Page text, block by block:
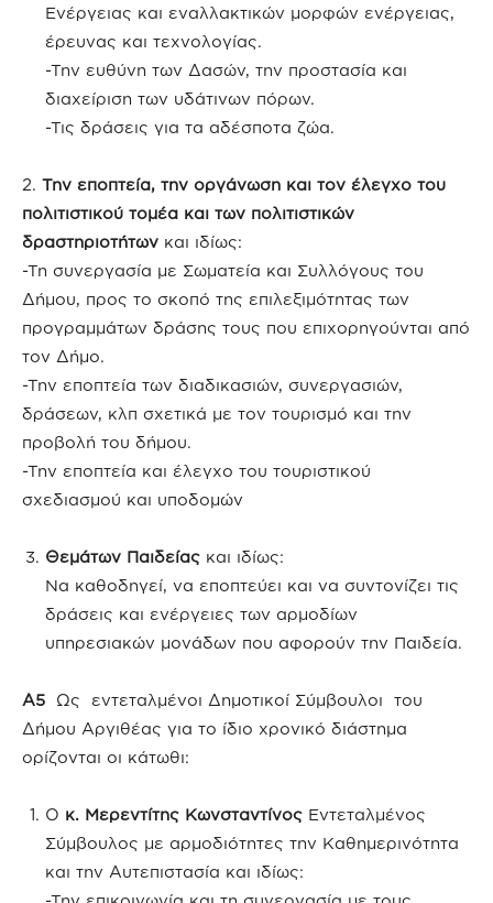
Ενέργειας και εναλλακτικών μορφών ενέργειας,
έρευνας και τεχνολογίας.
-Την ευθύνη των Δασών, την προστασία και
διαχείριση των υδάτινων πόρων.
-Τις δράσεις για τα αδέσποτα ζώα.
2. Την εποπτεία, την οργάνωση και τον έλεγχο του
πολιτιστικού τομέα και των πολιτιστικών
δραστηριοτήτων και ιδίως:
-Τη συνεργασία με Σωματεία και Συλλόγους του
Δήμου, προς το σκοπό της επιλεξιμότητας των
προγραμμάτων δράσης τους που επιχορηγούνται από
τον Δήμο.
-Την εποπτεία των διαδικασιών, συνεργασιών,
δράσεων, κλπ σχετικά με τον τουρισμό και την
προβολή του δήμου.
-Την εποπτεία και έλεγχο του τουριστικού
σχεδιασμού και υποδομών
Θεμάτων Παιδείας και ιδίως:
Να καθοδηγεί, να εποπτεύει και να συντονίζει τις
δράσεις και ενέργειες των αρμοδίων
υπηρεσιακών μονάδων που αφορούν την Παιδεία.
Α5 Ως εντεταλμένοι Δημοτικοί Σύμβουλοι του
Δήμου Αργιθέας για το ίδιο χρονικό διάστημα
ορίζονται οι κάτωθι:
Ο κ. Μερεντίτης Κωνσταντίνος Εντεταλμένος
Σύμβουλος με αρμοδιότητες την Καθημερινότητα
και την Αυτεπιστασία και ιδίως: